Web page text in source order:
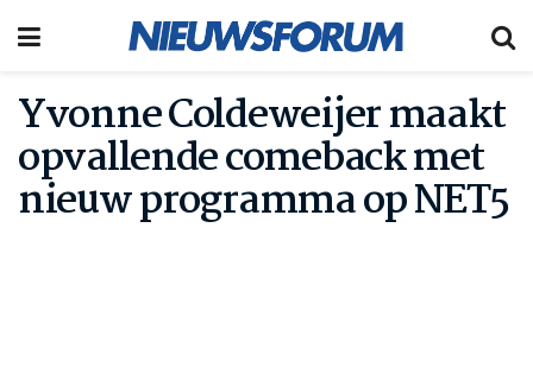
Yvonne Coldeweijer maakt
opvallende comeback met
nieuw programma op NET5